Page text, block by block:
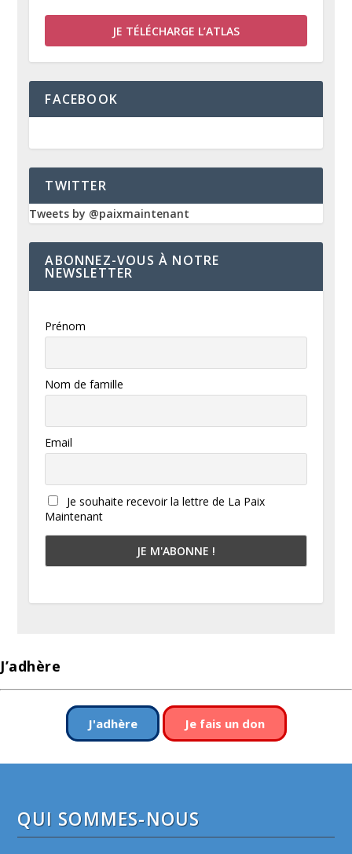
JE TÉLÉCHARGE L’ATLAS
FACEBOOK
TWITTER
Tweets by @paixmaintenant
ABONNEZ-VOUS À NOTRE
NEWSLETTER
Prénom
Nom de famille
Email
Je souhaite recevoir la lettre de La Paix
Maintenant
J’adhère
J'adhère Je fais un don
QUI SOMMES-NOUS